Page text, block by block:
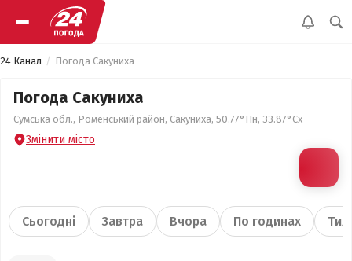
24 Канал Погода Сакуниха
Погода Сакуниха
Сумська обл., Роменський район, Сакуниха, 50.77°Пн, 33.87°Сх
Змінити місто
Сьогодні Завтра Вчора По годинах